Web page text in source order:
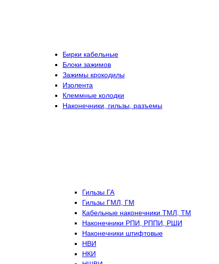
Бирки кабельные
Блоки зажимов
Зажимы крокодилы
Изолента
Клеммные колодки
Наконечники, гильзы, разъемы
Гильзы ГА
Гильзы ГМЛ, ГМ
Кабельные наконечники ТМЛ, ТМ
Наконечники РПИ, РППИ, РШИ
Наконечники штифтовые
НВИ
НКИ